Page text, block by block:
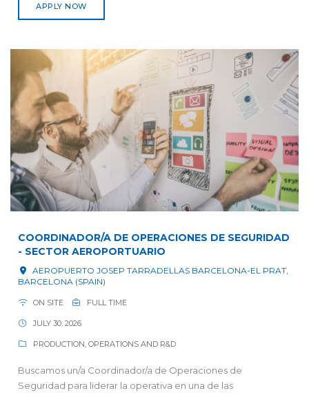
APPLY NOW
COORDINADOR/A DE OPERACIONES DE SEGURIDAD
- SECTOR AEROPORTUARIO
AEROPUERTO JOSEP TARRADELLAS BARCELONA-EL PRAT,
BARCELONA (SPAIN)
ON SITE FULL TIME
JULY 30, 2026
PRODUCTION, OPERATIONS AND R&D
Buscamos un/a Coordinador/a de Operaciones de
Seguridad para liderar la operativa en una de las